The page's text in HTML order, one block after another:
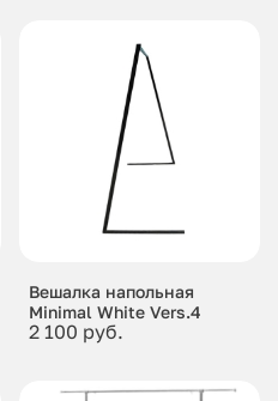
Вешалка напольная
Minimal White Vers.4
2 100 руб.